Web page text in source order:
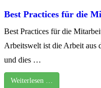
Best Practices für die
Best Practices für die
Arbeitswelt ist die Arbeit aus
und dies …
Weiterlesen …